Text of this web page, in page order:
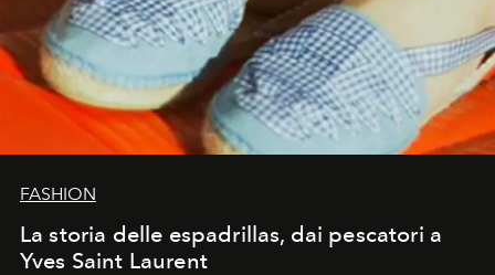
FASHION
La storia delle espadrillas, dai pescatori a
Yves Saint Laurent